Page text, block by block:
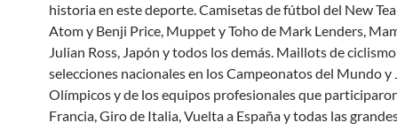
historia en este deporte. Camisetas de fútbol del New
Atom y Benji Price, Muppet y Toho de Mark Lenders,
Julian Ross, Japón y todos los demás. Maillots de
selecciones nacionales en los Campeonatos del Mundo y
Olímpicos y de los equipos profesionales que
Francia, Giro de Italia, Vuelta a España y todas las